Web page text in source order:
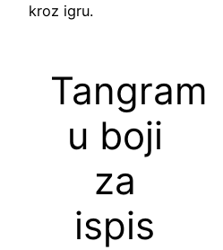
kroz igru.
Tangram
u boji
za
ispis